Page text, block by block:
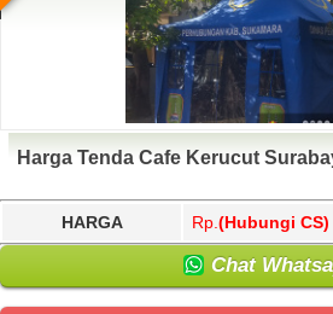
Harga Tenda Cafe Kerucut
HARGA Rp. (Hubungi CS)
Chat